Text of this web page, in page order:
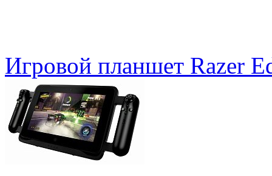
Игровой планшет Razer